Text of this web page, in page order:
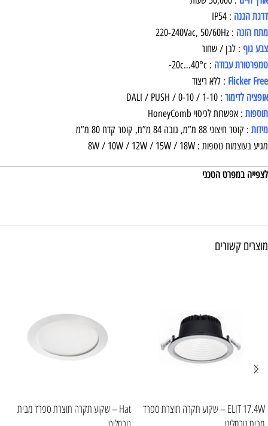
דרגת הגנה : IP54
מתח הזנה : 220-240Vac, 50/60Hz
צבע גוף : לבן / שחור
טמפרטורת עבודה : 20c…40°c-
Flicker Free : ללא ריצוד
אופציה לדימור : DALI / PUSH / 0-10 / 1-10
תוספות : אפשרות לכיסוי HoneyComb
מידות : קוטר חיצוני 88 מ”מ, גובה 84 מ”מ, קוטר קדח 80 מ”מ
מגיע בעוצמות נוספות : 8W / 10W / 12W / 15W / 18W
לצפייה במפרט הטכני
מוצרים קשורים
ELIT 17.4W – שקוע תקרה תוצרת ספרד
Hat – שקוע תקרה תוצרת ספרד מבית